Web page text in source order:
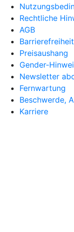
Rechtliche
AGB
Barrierefreiheit
Preisaushang
Gender-
Newsletter
Fernwartung
Beschwerde,
Karriere